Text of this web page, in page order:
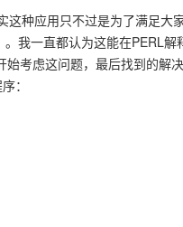
种应用只不过是为了满足大
我一直都认为这能在PERL解
始考虑这问题，最后找到的解
：